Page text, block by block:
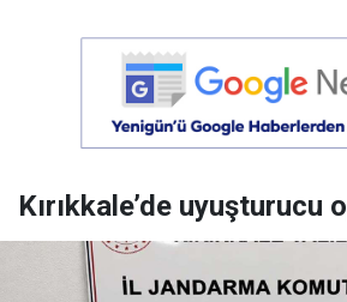
Kırıkkale’de uyuşturucu